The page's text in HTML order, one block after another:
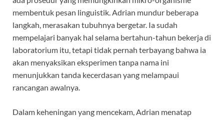
membentuk pesan linguistik. Adrian mundur beberapa
langkah, merasakan tubuhnya bergetar. Ia sudah
mempelajari banyak hal selama bertahun-tahun bekerja di
laboratorium itu, tetapi tidak pernah terbayang bahwa ia
akan menyaksikan eksperimen tanpa nama ini
menunjukkan tanda kecerdasan yang melampaui
rancangan awalnya.
Dalam keheningan yang mencekam, Adrian menatap